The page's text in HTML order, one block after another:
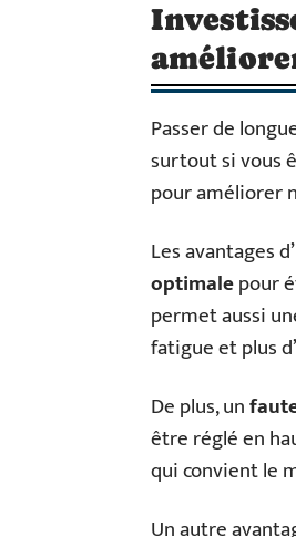
Passer de
surtout si vous
pour améliorer
Les avantages
optimalepour
permet aussi
fatigue et plus
De plus, un
être réglé en
qui convient le
Un autre